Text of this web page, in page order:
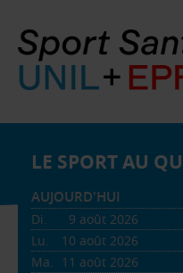
LE SPORT AU
AUJOURD'HUI
Di. 9 août 2026
Lu.
10 août 2026
Ma.
11 août 2026